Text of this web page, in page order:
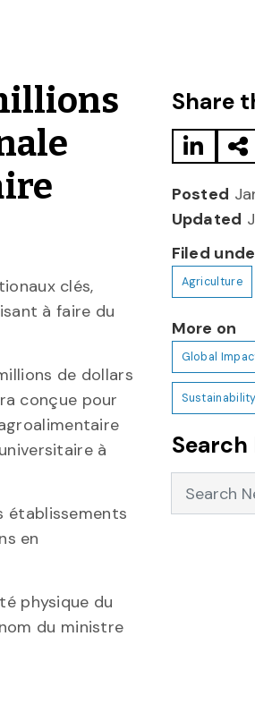
clés,
à faire du
de dollars
conçue pour
à
établissements
en
physique du
du ministre
Share
Posted
Updated
Filed
Agriculture
More on
Global
Sustainability
Search
Search